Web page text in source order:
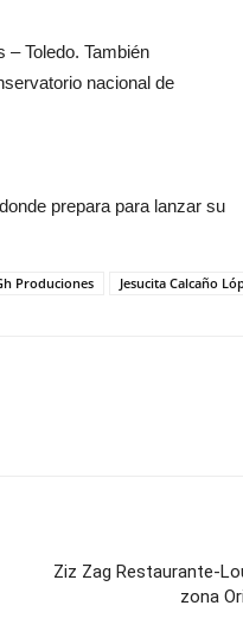
Toledo. También
nacional de
prepara para lanzar su
Produciones Jesucita Calcaño
Ziz Zag Restaurante-
zona